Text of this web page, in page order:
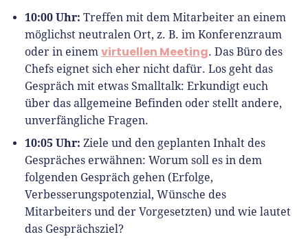
10:00 Uhr: Treffen mit dem Mitarbeiter an einem
möglichst neutralen Ort, z. B. im Konferenzraum
oder in einem virtuellen Meeting. Das Büro des
Chefs eignet sich eher nicht dafür. Los geht das
Gespräch mit etwas Smalltalk: Erkundigt euch
über das allgemeine Befinden oder stellt andere,
unverfängliche Fragen.
10:05 Uhr: Ziele und den geplanten Inhalt des
Gespräches erwähnen: Worum soll es in dem
folgenden Gespräch gehen (Erfolge,
Verbesserungspotenzial, Wünsche des
Mitarbeiters und der Vorgesetzten) und wie lautet
das Gesprächsziel?